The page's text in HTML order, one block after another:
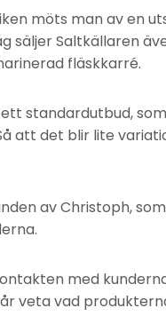
möts man av en
säljer Saltkällaren
fläskkarré.
standardutbud,
att det blir lite
av Christoph,
med
veta vad